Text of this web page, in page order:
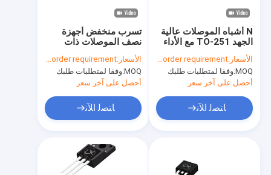
تسرب منخفض أجهزة
نصف الموصلات ذات
الطاقة العالية المنفصلة
زيادة كفاءة الطاقة
الأسعار:According to your order requirement
MOQ: وفقا لمتطلبات طلبك
أحصل على آخر سعر
ﺎﺘﺼﻟ ﺍﻶﻧ
N أشباه الموصلات عالية
الجهد TO-251 مع الأداء
الحراري المحسن
الأسعار:According to your order requirement
MOQ: وفقا لمتطلبات طلبك
أحصل على آخر سعر
ﺎﺘﺼﻟ ﺍﻶﻧ